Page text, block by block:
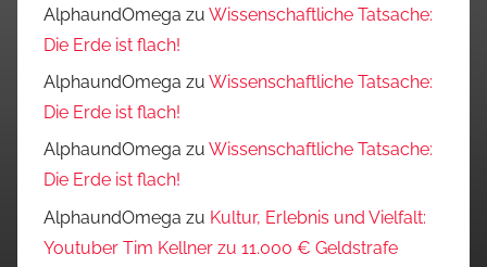
AlphaundOmega zu Wissenschaftliche Tatsache:
Die Erde ist flach!
AlphaundOmega zu Wissenschaftliche Tatsache:
Die Erde ist flach!
AlphaundOmega zu Wissenschaftliche Tatsache:
Die Erde ist flach!
AlphaundOmega zu Kultur, Erlebnis und Vielfalt:
Youtuber Tim Kellner zu 11.000 € Geldstrafe